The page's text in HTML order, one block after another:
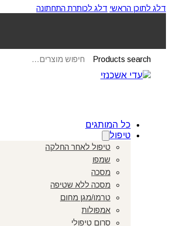
דלג לתוכן הראשי דלג לכותרת התחתונה
Products search
כל המותגים
טיפול
טיפול לאחר החלקה
שמפו
מסכה
מסכה ללא שטיפה
טרמו/מגן מחום
אמפולות
סרום טיפולי